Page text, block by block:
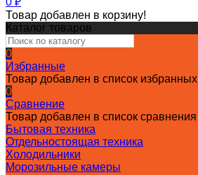
Товар добавлен в корзину!
Каталог товаров
0
Избранные
Товар добавлен в список избранных
0
Сравнение
Товар добавлен в список сравнения
Бытовая техника
Отдельностоящая техника
Холодильники
Морозильные камеры